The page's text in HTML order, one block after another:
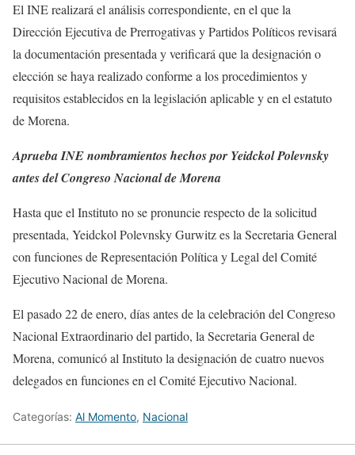
El INE realizará el análisis correspondiente, en el que la
Dirección Ejecutiva de Prerrogativas y Partidos Políticos revisará
la documentación presentada y verificará que la designación o
elección se haya realizado conforme a los procedimientos y
requisitos establecidos en la legislación aplicable y en el estatuto
de Morena.
Aprueba INE nombramientos hechos por Yeidckol Polevnsky
antes del Congreso Nacional de Morena
Hasta que el Instituto no se pronuncie respecto de la solicitud
presentada, Yeidckol Polevnsky Gurwitz es la Secretaria General
con funciones de Representación Política y Legal del Comité
Ejecutivo Nacional de Morena.
El pasado 22 de enero, días antes de la celebración del Congreso
Nacional Extraordinario del partido, la Secretaria General de
Morena, comunicó al Instituto la designación de cuatro nuevos
delegados en funciones en el Comité Ejecutivo Nacional.
Categorías: Al Momento, Nacional